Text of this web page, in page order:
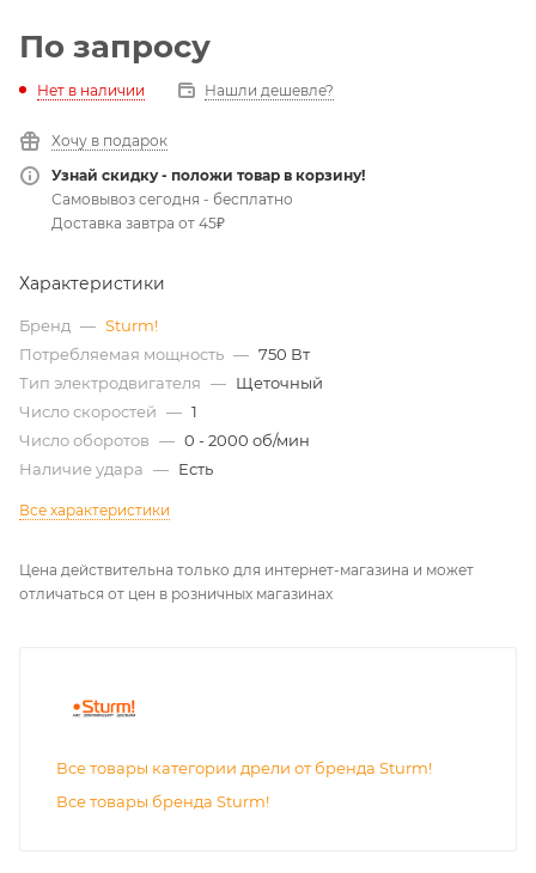
По запросу
Нет в наличии Нашли дешевле?
Хочу в подарок
Узнай скидку - положи товар в корзину!
Самовывоз сегодня - бесплатно
Доставка завтра от 45₽
Характеристики
Бренд — Sturm!
Потребляемая мощность — 750 Вт
Тип электродвигателя — Щеточный
Число скоростей — 1
Число оборотов — 0 - 2000 об/мин
Наличие удара — Есть
Все характеристики
Цена действительна только для интернет-магазина и может
отличаться от цен в розничных магазинах
Все товары категории дрели от бренда Sturm!
Все товары бренда Sturm!